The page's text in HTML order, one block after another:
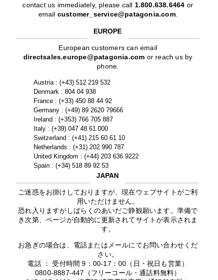
contact us immediately, please call 1.800.638.6464 or
email customer_service@patagonia.com.
EUROPE
European customers can email
directsales.europe@patagonia.com or reach us by
phone.
Austria : (+43) 512 219 532
Denmark : 804 04 938
France : (+33) 450 88 44 92
Germany : (+49) 89 2620 79666
Ireland : (+353) 766 705 887
Italy : (+39) 047 48 61 000
Switzerland : (+41) 215 60 61 10
Netherlands : (+31) 202 990 787
United Kingdom : (+44) 203 636 9222
Spain : (+34) 518 89 92 53
JAPAN
ご迷惑をお掛けしておりますが、現在ウェブサイトがご利
用いただけません。
恐れ入りますがしばらくのあいだご静観願います。準備で
き次第、ページが自動的に更新されてサイトが表示されま
す。
お急ぎの場合は、電話またはメールにてお問い合わせくだ
さい。
電話 ： 受付時間 9：00-17：00（日・祝日も営業）
0800-8887-447（フリーコール・通話料無料）